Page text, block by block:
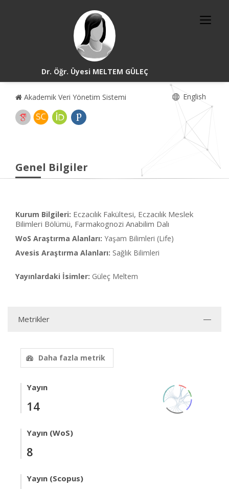
Dr. Öğr. Üyesi MELTEM GÜLEÇ
Akademik Veri Yönetim Sistemi English
Genel Bilgiler
Kurum Bilgileri: Eczacılık Fakültesi, Eczacılık Meslek
Bilimleri Bölümü, Farmakognozi Anabilim Dalı
WoS Araştırma Alanları: Yaşam Bilimleri (Life)
Avesis Araştırma Alanları: Sağlık Bilimleri
Yayınlardaki İsimler: Güleç Meltem
Metrikler
Daha fazla metrik
Yayın
14
Yayın (WoS)
8
Yayın (Scopus)